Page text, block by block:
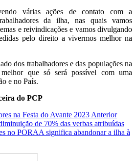
várias ações de contato com a
da ilha, nas quais vamos
e reivindicações e vamos divulgando
pelo direito a vivermos melhor na
dos trabalhadores e das populações na
que só será possível com uma
e no País.
do PCP
na Festa do Avante 2023Anterior
de 70% das verbas atribuídas
no PORAA significa abandonar a ilha à